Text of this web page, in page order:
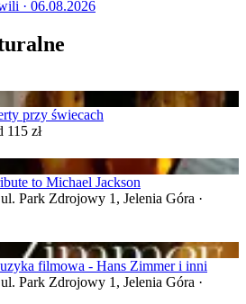
· 06.08.2026
przy świecach
115 zł
to Michael Jackson
Park Zdrojowy 1, Jelenia Góra ·
filmowa - Hans Zimmer i inni
Park Zdrojowy 1, Jelenia Góra ·